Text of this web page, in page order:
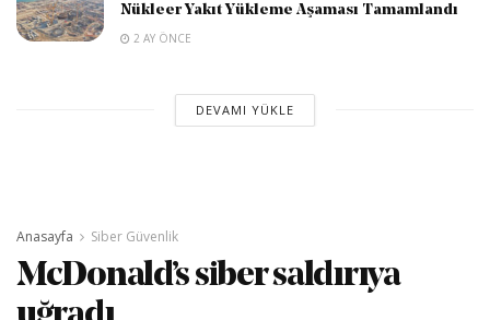
Nükleer Yakıt Yükleme Aşaması Tamamlandı
2 AY ÖNCE
DEVAMI YÜKLE
Anasayfa Siber Güvenlik
McDonald’s siber saldırıya